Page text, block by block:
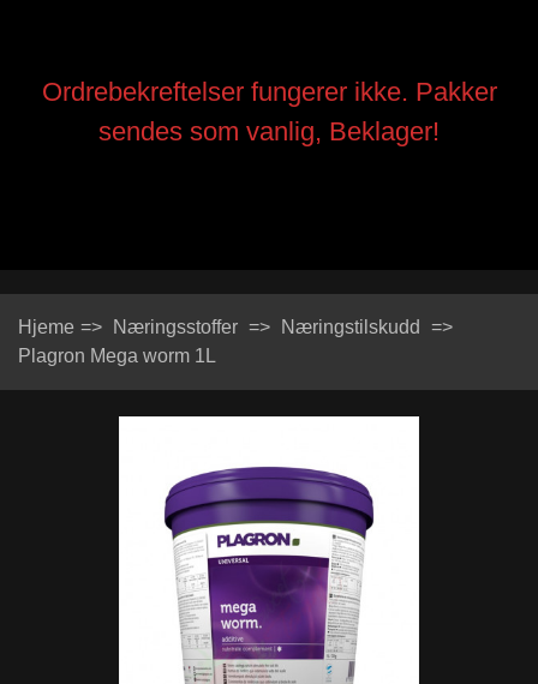
Ordrebekreftelser fungerer ikke. Pakker
sendes som vanlig, Beklager!
Hjeme => Næringsstoffer => Næringstilskudd
=>
Plagron Mega worm 1L